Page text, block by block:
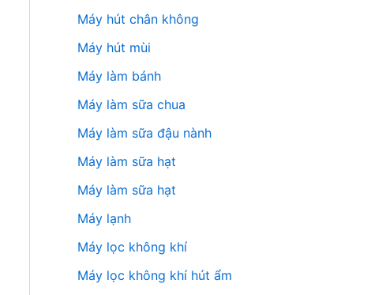
Máy hút chân không
Máy hút mùi
Máy làm bánh
Máy làm sữa chua
Máy làm sữa đậu nành
Máy làm sữa hạt
Máy làm sữa hạt
Máy lạnh
Máy lọc không khí
Máy lọc không khí hút ẩm